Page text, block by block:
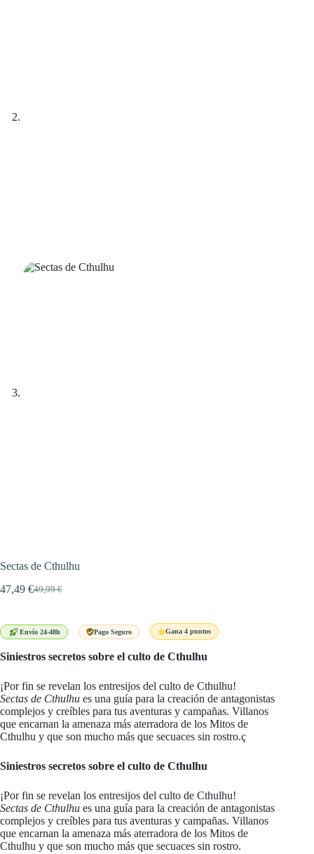
Sectas de Cthulhu
49,99€
El
era:
47,49 €El
es:
Envío 24-48h Pago Seguro Gana 4 puntos
Siniestros secretos sobre el culto de Cthulhu
¡Por fin se revelan los entresijos del culto de Cthulhu!
Sectas de Cthulhu es una guía para la creación de antagonistas
complejos y creíbles para tus aventuras y campañas. Villanos
que encarnan la amenaza más aterradora de los Mitos de
Cthulhu y que son mucho más que secuaces sin rostro.ç
Siniestros secretos sobre el culto de Cthulhu
¡Por fin se revelan los entresijos del culto de Cthulhu!
Sectas de Cthulhu es una guía para la creación de antagonistas
complejos y creíbles para tus aventuras y campañas. Villanos
que encarnan la amenaza más aterradora de los Mitos de
Cthulhu y que son mucho más que secuaces sin rostro.